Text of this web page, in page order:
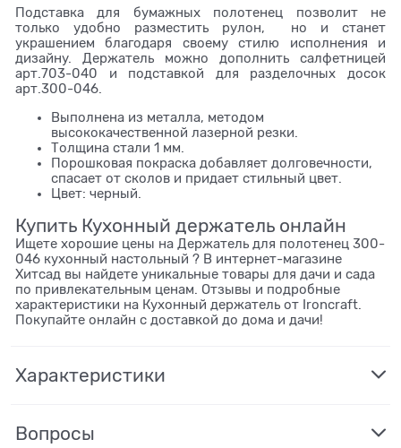
Подставка для бумажных полотенец позволит не
только удобно разместить рулон, но и станет
украшением благодаря своему стилю исполнения и
дизайну. Держатель можно дополнить салфетницей
арт.703-040 и подставкой для разделочных досок
арт.300-046.
Выполнена из металла, методом
высококачественной лазерной резки.
Толщина стали 1 мм.
Порошковая покраска добавляет долговечности,
спасает от сколов и придает стильный цвет.
Цвет: черный.
Купить Кухонный держатель онлайн
Ищете хорошие цены на Держатель для полотенец 300-
046 кухонный настольный ? В интернет-магазине
Хитсад вы найдете уникальные товары для дачи и сада
по привлекательным ценам. Отзывы и подробные
характеристики на Кухонный держатель от Ironcraft.
Покупайте онлайн с доставкой до дома и дачи!
Характеристики
Вопросы